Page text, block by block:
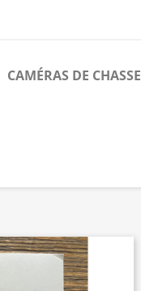
CAMÉRAS DE CHASSE